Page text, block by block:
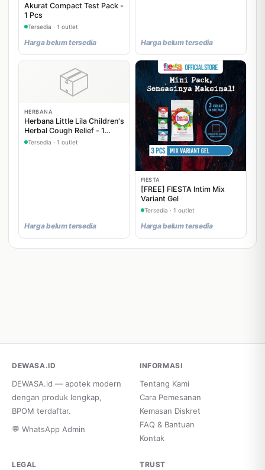
Akurat Compact Test Pack -
1 Pcs
Tersedia · 1 outlet
Harga belum tersedia Harga belum tersedia
📦
HERBANA
Herbana Little Lila Children's
Herbal Cough Relief - 1
Sachet
Tersedia · 1 outlet
Harga belum tersedia
FIESTA
[FREE] FIESTA Intim Mix
Variant Gel
Tersedia · 1 outlet
Harga belum tersedia
DEWASA.ID
DEWASA.id — apotek modern
dengan produk lengkap,
BPOM terdaftar.
💬 WhatsApp Admin
INFORMASI
Tentang Kami
Cara Pemesanan
Kemasan Diskret
FAQ & Bantuan
Kontak
LEGAL TRUST